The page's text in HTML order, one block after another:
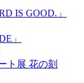
IS GOOD.」
」
ト展 花の刻